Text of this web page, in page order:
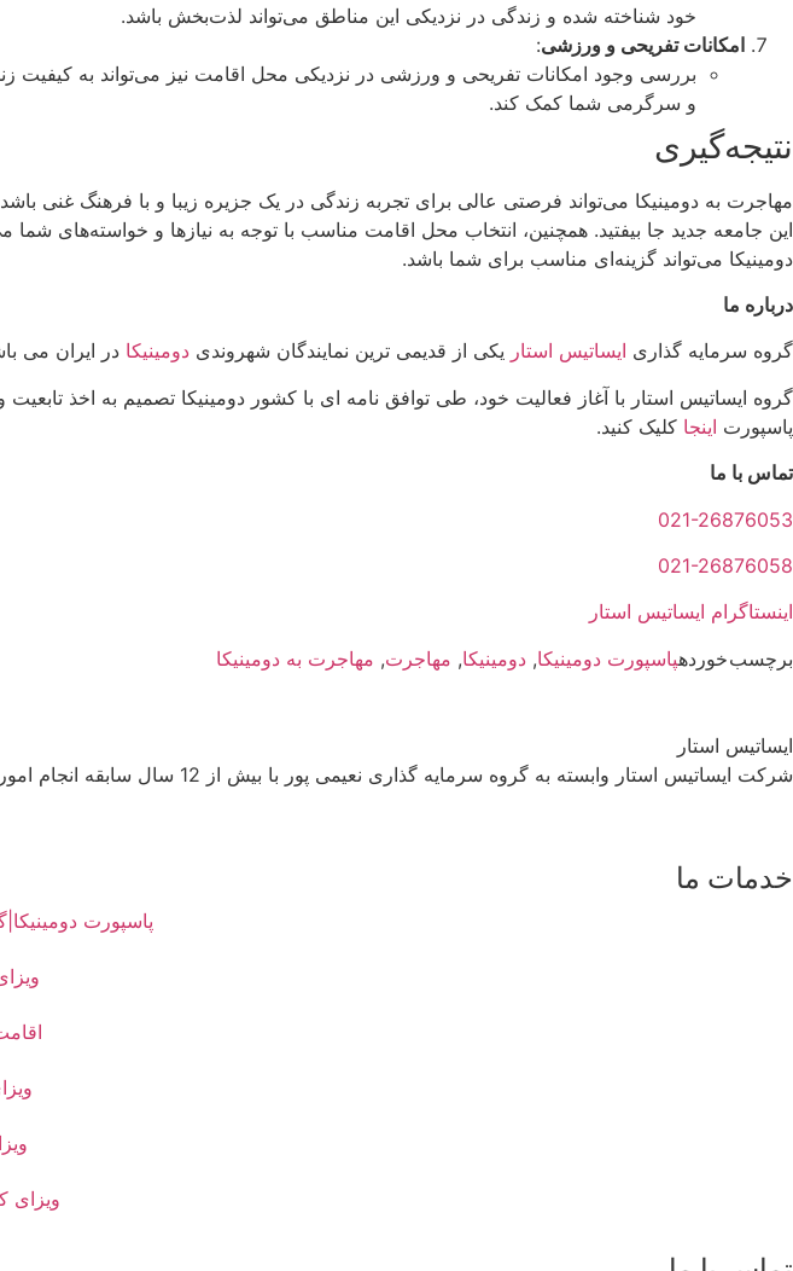
خود شناخته شده و زندگی در نزدیکی این مناطق می‌تواند لذت‌بخش باشد.
امکانات تفریحی و ورزشی:
بررسی وجود امکانات تفریحی و ورزشی در نزدیکی محل اقامت نیز می‌تواند به کیفیت
و سرگرمی شما کمک کند.
نتیجه‌گیری
مهاجرت به دومینیکا می‌تواند فرصتی عالی برای تجربه زندگی در یک جزیره زیبا و با فرهنگ غنی
این جامعه جدید جا بیفتید. همچنین، انتخاب محل اقامت مناسب با توجه به نیازها و خواسته‌های
دومینیکا می‌تواند گزینه‌ای مناسب برای شما باشد.
درباره ما
گروه سرمایه گذاری ایساتیس استار یکی از قدیمی ترین نمایندگان شهروندی دومینیکا در ایران می
گروه ایساتیس استار با آغاز فعالیت خود، طی توافق نامه ای با کشور دومینیکا تصمیم به اخذ
پاسپورت اینجا کلیک کنید.
تماس با ما
021-26876053
021-26876058
اینستاگرام ایساتیس استار
برچسب خوردهپاسپورت دومینیکا, دومینیکا, مهاجرت, مهاجرت به دومینیکا
ایساتیس استار
شرکت ایساتیس استار وابسته به گروه سرمایه گذاری نعیمی پور با بیش از 12 سال سابقه انجام امور مهاجرتی
خدمات ما
پاسپورت
ویزای